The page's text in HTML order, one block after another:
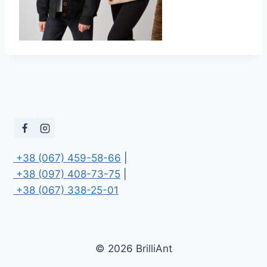
+38 (067) 459-58-66
+38 (097) 408-73-75
+38 (067) 338-25-01
© 2026 BrilliAnt